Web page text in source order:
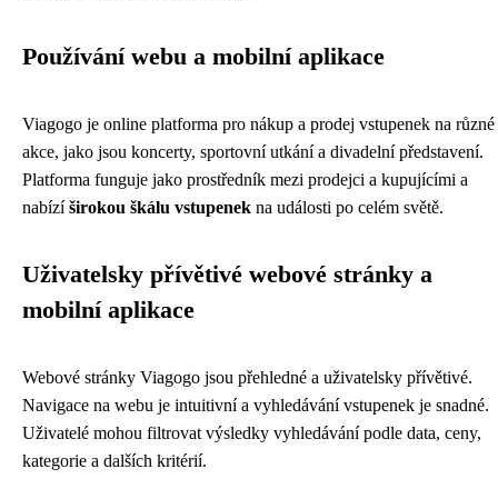
Používání webu a mobilní aplikace
Viagogo je online platforma pro nákup a prodej vstupenek na různé
akce, jako jsou koncerty, sportovní utkání a divadelní představení.
Platforma funguje jako prostředník mezi prodejci a kupujícími a
nabízíširokou škálu vstupenek na události po celém světě.
Uživatelsky přívětivé webové stránky a
mobilní aplikace
Webové stránky Viagogo jsou přehledné a uživatelsky přívětivé.
Navigace na webu je intuitivní a vyhledávání vstupenek je snadné.
Uživatelé mohou filtrovat výsledky vyhledávání podle data, ceny,
kategorie a dalších kritérií.